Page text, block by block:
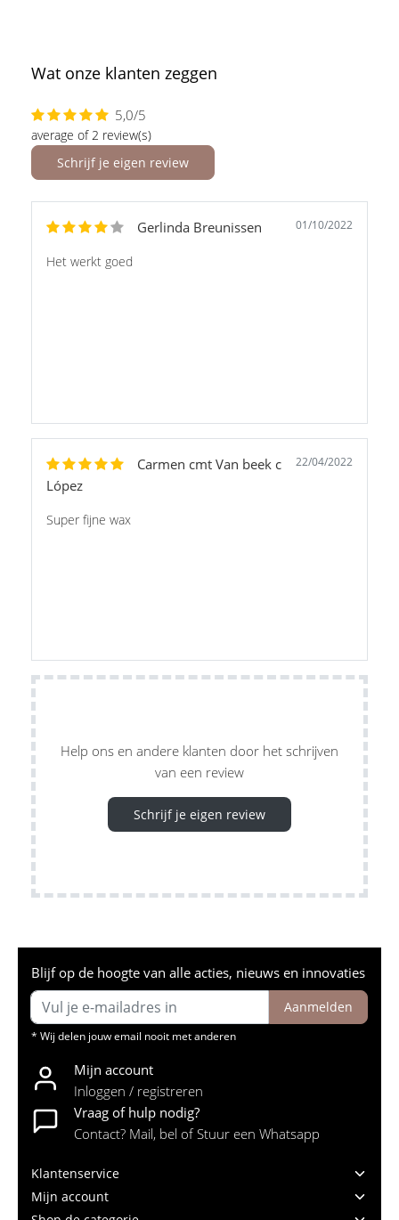
Wat onze klanten zeggen
5,0/5
average of 2 review(s)
Schrijf je eigen review
Gerlinda Breunissen 01/10/2022
Het werkt goed
Carmen cmt Van beek c
López
22/04/2022
Super fijne wax
Help ons en andere klanten door het schrijven
van een review
Schrijf je eigen review
Blijf op de hoogte van alle acties, nieuws en innovaties
Aanmelden
* Wij delen jouw email nooit met anderen
Mijn account
Inloggen / registreren
Vraag of hulp nodig?
Contact? Mail, bel of Stuur een Whatsapp
Klantenservice
Mijn account